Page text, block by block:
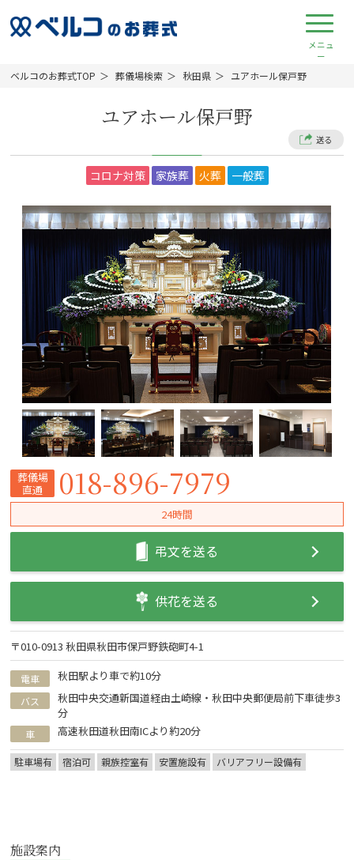
ベルコのお葬式TOP 葬儀場検索 秋田県 ユアホール保戸野
ユアホール保戸野
送る
コロナ対策 家族葬 火葬 一般葬
葬儀場
直通
018-896-7979
24時間
弔文を送る
供花を送る
〒010-0913 秋田県秋田市保戸野鉄砲町4-1
電車 秋田駅より車で約10分
バス
秋田中央交通新国道経由土崎線・秋田中央郵便局前下車徒歩3
分
車 高速秋田道秋田南ICより約20分
駐車場有 宿泊可 親族控室有 安置施設有 バリアフリー設備有
施設案内